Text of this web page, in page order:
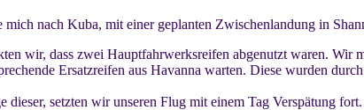
nach Kuba, mit einer geplanten Zwischenlandung in
wir, dass zwei Hauptfahrwerksreifen abgenutzt waren. Wir
Ersatzreifen aus Havanna warten. Diese wurden
dieser, setzten wir unseren Flug mit einem Tag Verspätung fort.